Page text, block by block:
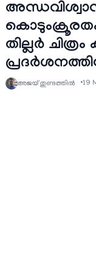
തില്ലർ
അജയ് തുണ്ടത്തിൽ 19